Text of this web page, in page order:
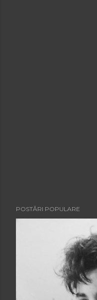
POSTĂRI POPULARE